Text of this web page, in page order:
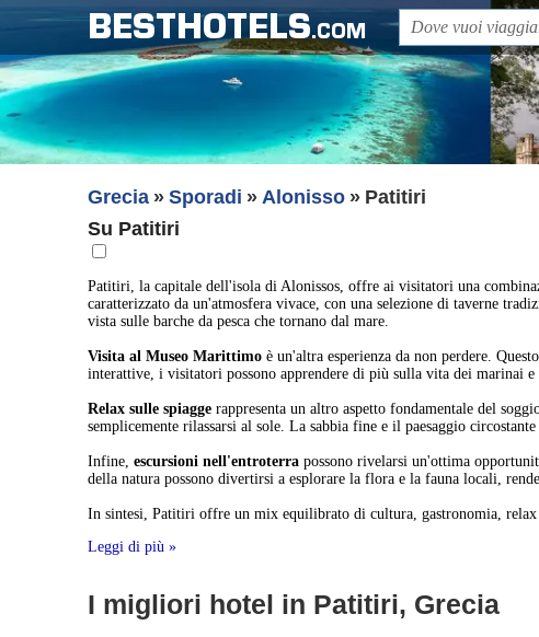
BESTHOTELS.COM
Grecia Sporadi Alonisso
Patitiri
Su Patitiri
Patitiri, la capitale dell'isola di Alonissos, offre ai visitatori una
caratterizzato da un'atmosfera vivace, con una selezione di taverne
vista sulle barche da pesca che tornano dal mare.
Visita al Museo Marittimo è un'altra esperienza da non perdere.
interattive, i visitatori possono apprendere di più sulla vita dei marinai
Relax sulle spiagge rappresenta un altro aspetto fondamentale del
semplicemente rilassarsi al sole. La sabbia fine e il paesaggio
Infine,escursioni nell'entroterra possono rivelarsi un'ottima
della natura possono divertirsi a esplorare la flora e la fauna locali,
In sintesi, Patitiri offre un mix equilibrato di cultura, gastronomia,
Leggi di più »
I migliori hotel in Patitiri, Grecia